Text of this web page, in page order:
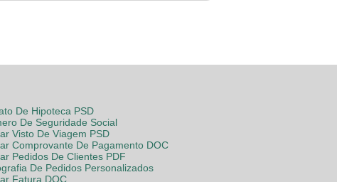
De Hipoteca PSD
De Seguridade Social
Visto De Viagem PSD
Comprovante De Pagamento DOC
Pedidos De Clientes PDF
De Pedidos Personalizados
Fatura DOC